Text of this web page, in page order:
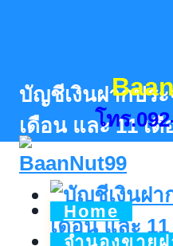
content
โทร
Home
บัญชีเงินฝากประ
เดือน และ 11 เ